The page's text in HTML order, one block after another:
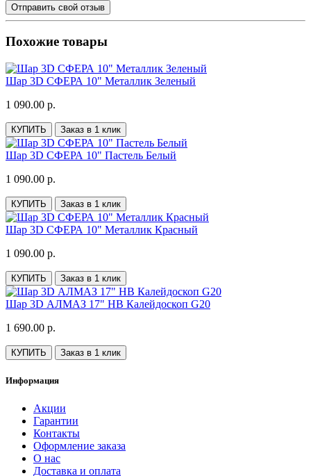
Отправить свой отзыв
Похожие товары
Шар 3D СФЕРА 10" Металлик Зеленый
1 090.00 р.
КУПИТЬ Заказ в 1 клик
Шар 3D СФЕРА 10" Пастель Белый
1 090.00 р.
КУПИТЬ Заказ в 1 клик
Шар 3D СФЕРА 10" Металлик Красный
1 090.00 р.
КУПИТЬ Заказ в 1 клик
Шар 3D АЛМАЗ 17" HB Калейдоскоп G20
1 690.00 р.
КУПИТЬ Заказ в 1 клик
Информация
Акции
Гарантии
Контакты
Оформление заказа
О нас
Доставка и оплата